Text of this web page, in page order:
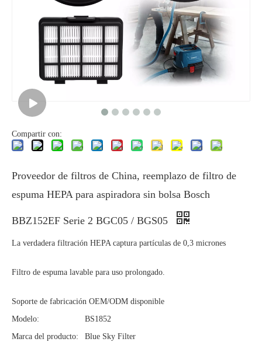
Compartir con:
Proveedor de filtros de China, reemplazo de filtro de
espuma HEPA para aspiradora sin bolsa Bosch
BBZ152EF Serie 2 BGC05 / BGS05
La verdadera filtración HEPA captura partículas de 0,3 micrones
Filtro de espuma lavable para uso prolongado.
Soporte de fabricación OEM/ODM disponible
Modelo:
BS1852
Marca del producto:
Blue Sky Filter